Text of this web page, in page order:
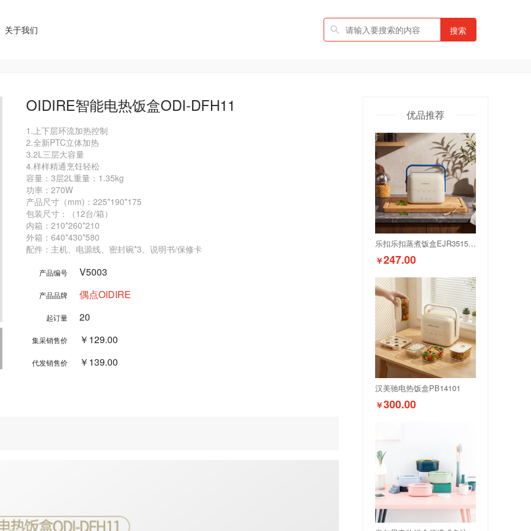
关于我们 搜索
OIDIRE智能电热饭盒ODI-DFH11
1.上下层环流加热控制
2.全新PTC立体加热
3.2L三层大容量
4.样样精通烹饪轻松
容量：3层2L重量：1.35kg
功率：270W
产品尺寸（mm)：225*190*175
包装尺寸：（12台/箱）
内箱：210*260*210
外箱：640*430*580
产品编号 V5003
产品品牌 偶点OIDIRE
起订量 20
集采销售价 ￥129.00
代发销售价 ￥139.00
优品推荐
乐扣乐扣蒸煮饭盒EJR3515IVY
￥247.00
汉美驰电热饭盒PB14101
￥300.00